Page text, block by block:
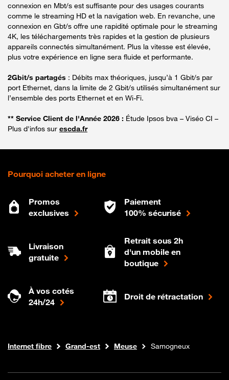
connexion en Mbt/s est suffisante pour des usages courants
comme le streaming HD et la navigation web. En revanche, une
connexion en Gbt/s offre une rapidité optimale pour le streaming
4K, les téléchargements très rapides et la gestion de plusieurs
appareils connectés simultanément. Plus la vitesse est élevée,
plus votre expérience en ligne sera fluide et performante.
2Gbit/s partagés : Débits max théoriques, jusqu’à 1 Gbit/s par
port Ethernet, dans la limite de 2 Gbit/s utilisés simultanément sur
l’ensemble des ports Ethernet et en Wi-Fi.
** Service Client de l'Année 2026 : Étude Ipsos bva – Viséo CI –
Plus d'infos sur escda.fr
Pourquoi acheter en ligne
Promos
exclusives
Paiement
100% sécurisé
Livraison
gratuite
Retrait sous 2h
d'un mobile en
boutique
À vos cotés
24h/24
Droit de rétractation
Boutique Orange
Internet fibre Grand-est Meuse Samogneux